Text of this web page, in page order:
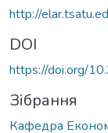
http://
DOI
https://doi.org/
Зібрання
Кафедра